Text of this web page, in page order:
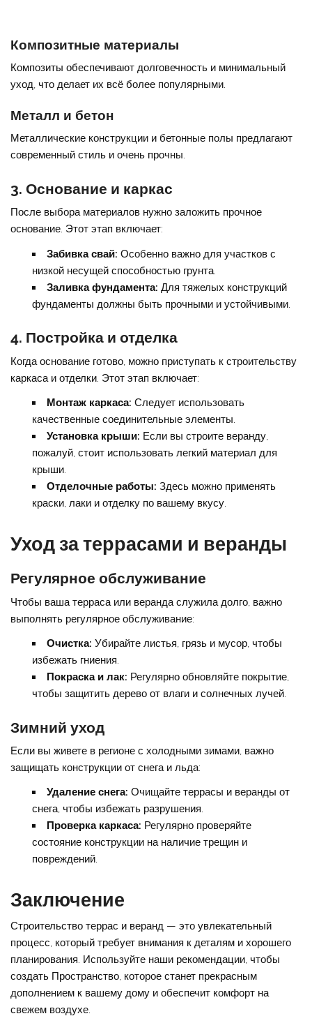
Композитные материалы
Композиты обеспечивают долговечность и минимальный
уход, что делает их всё более популярными.
Металл и бетон
Металлические конструкции и бетонные полы предлагают
современный стиль и очень прочны.
3. Основание и каркас
После выбора материалов нужно заложить прочное
основание. Этот этап включает:
Забивка свай: Особенно важно для участков с
низкой несущей способностью грунта.
Заливка фундамента: Для тяжелых конструкций
фундаменты должны быть прочными и устойчивыми.
4. Постройка и отделка
Когда основание готово, можно приступать к строительству
каркаса и отделки. Этот этап включает:
Монтаж каркаса: Следует использовать
качественные соединительные элементы.
Установка крыши: Если вы строите веранду,
пожалуй, стоит использовать легкий материал для
крыши.
Отделочные работы: Здесь можно применять
краски, лаки и отделку по вашему вкусу.
Уход за террасами и веранды
Регулярное обслуживание
Чтобы ваша терраса или веранда служила долго, важно
выполнять регулярное обслуживание:
Очистка: Убирайте листья, грязь и мусор, чтобы
избежать гниения.
Покраска и лак: Регулярно обновляйте покрытие,
чтобы защитить дерево от влаги и солнечных лучей.
Зимний уход
Если вы живете в регионе с холодными зимами, важно
защищать конструкции от снега и льда:
Удаление снега: Очищайте террасы и веранды от
снега, чтобы избежать разрушения.
Проверка каркаса: Регулярно проверяйте
состояние конструкции на наличие трещин и
повреждений.
Заключение
Строительство террас и веранд — это увлекательный
процесс, который требует внимания к деталям и хорошего
планирования. Используйте наши рекомендации, чтобы
создать Пространство, которое станет прекрасным
дополнением к вашему дому и обеспечит комфорт на
свежем воздухе.